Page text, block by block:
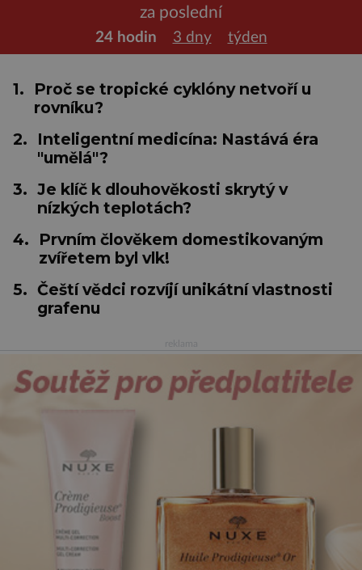
za poslední
24 hodin 3 dny týden
1.
Proč se tropické cyklóny netvoří u
rovníku?
2.
Inteligentní medicína: Nastává éra
"umělá"?
3. Je klíč k dlouhověkosti skrytý v
nízkých teplotách?
4.
Prvním člověkem domestikovaným
zvířetem byl vlk!
5. Čeští vědci rozvíjí unikátní vlastnosti
grafenu